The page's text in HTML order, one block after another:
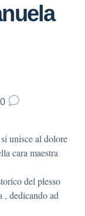
0
unisce al dolore
cara maestra
del plesso
, dedicando ad